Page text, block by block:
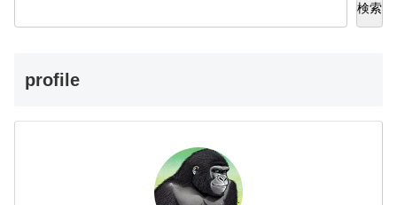
検索
profile